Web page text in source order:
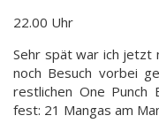
22.00 Uhr
Sehr spät war ich jetzt
noch Besuch vorbei
restlichen One
fest: 21 Mangas am